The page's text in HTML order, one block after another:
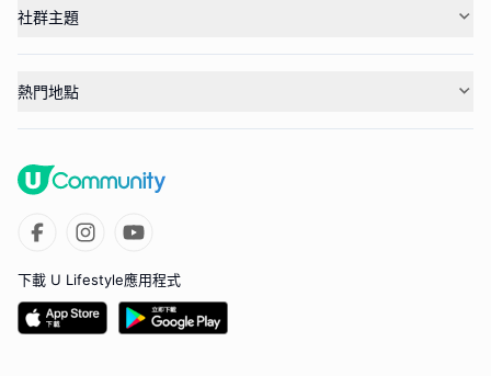
社群主題
熱門地點
下載 U Lifestyle應用程式